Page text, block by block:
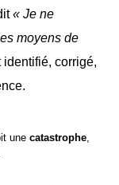
« Je ne
moyens de
identifié, corrigé,
une catastrophe,